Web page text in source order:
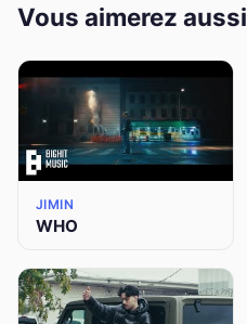
Vous aimerez aussi
JIMIN
WHO